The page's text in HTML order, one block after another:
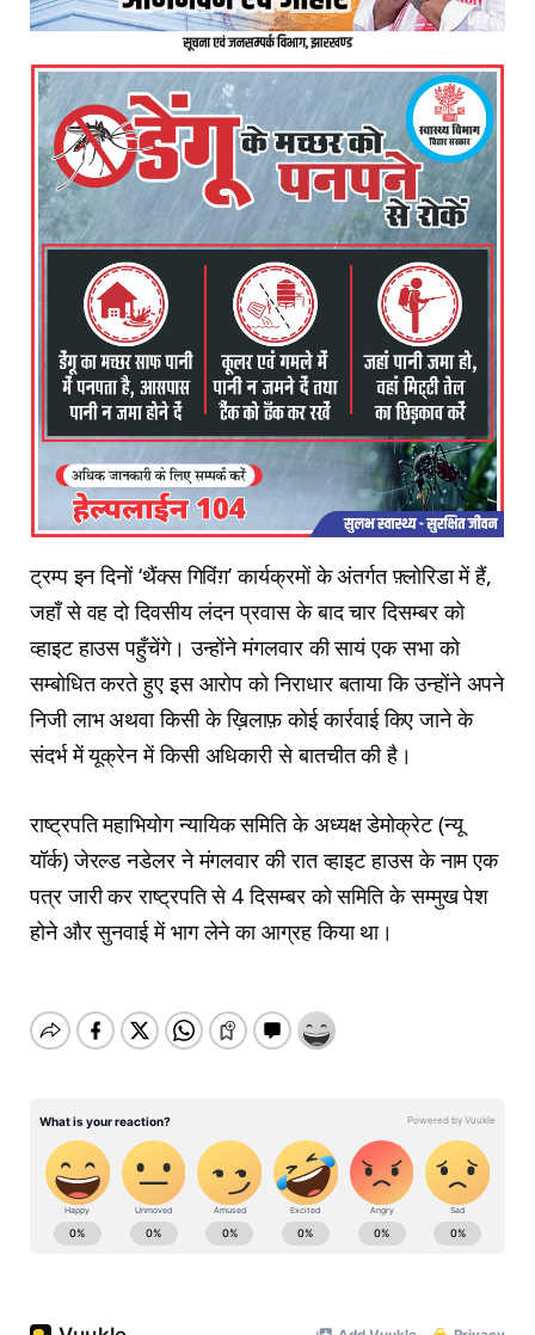
ट्रम्प इन दिनों ‘थैंक्स गिविंग़’ कार्यक्रमों के अंतर्गत फ़्लोरिडा में हैं,
जहाँ से वह दो दिवसीय लंदन प्रवास के बाद चार दिसम्बर को
व्हाइट हाउस पहुँचेंगे। उन्होंने मंगलवार की सायं एक सभा को
सम्बोधित करते हुए इस आरोप को निराधार बताया कि उन्होंने अपने
निजी लाभ अथवा किसी के ख़िलाफ़ कोई कार्रवाई किए जाने के
संदर्भ में यूक्रेन में किसी अधिकारी से बातचीत की है।
राष्ट्रपति महाभियोग न्यायिक समिति के अध्यक्ष डेमोक्रेट (न्यू
यॉर्क) जेरल्ड नडेलर ने मंगलवार की रात व्हाइट हाउस के नाम एक
पत्र जारी कर राष्ट्रपति से 4 दिसम्बर को समिति के सम्मुख पेश
होने और सुनवाई में भाग लेने का आग्रह किया था।